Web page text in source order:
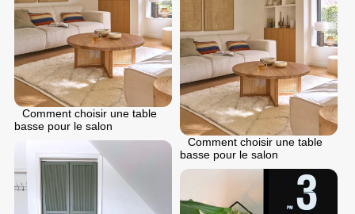
Comment choisir une table
basse pour le salon
Comment choisir une table
basse pour le salon